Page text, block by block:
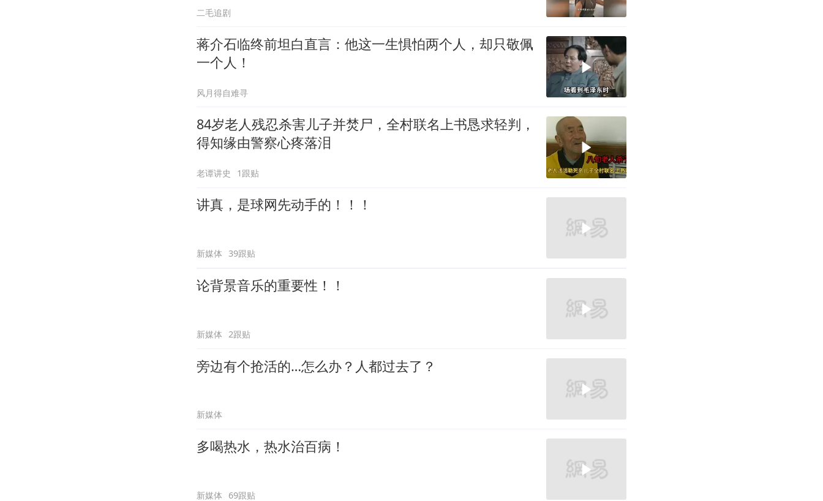
二毛追剧
蒋介石临终前坦白直言：他这一生惧怕两个人，却只敬佩
一个人！
风月得自难寻
84岁老人残忍杀害儿子并焚尸，全村联名上书恳求轻判，
得知缘由警察心疼落泪
老谭讲史 1跟贴
讲真，是球网先动手的！！！
新媒体 39跟贴
论背景音乐的重要性！！
新媒体 2跟贴
旁边有个抢活的…怎么办？人都过去了？
新媒体
多喝热水，热水治百病！
新媒体 69跟贴